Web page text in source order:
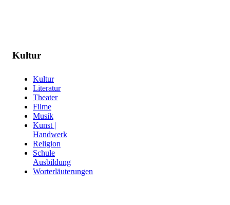
Kultur
Kultur
Literatur
Theater
Filme
Musik
Kunst |
Handwerk
Religion
Schule
Ausbildung
Worterläuterungen